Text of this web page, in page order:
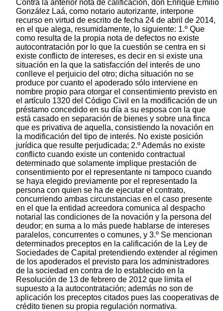
Contra la anterior nota de calificación, don Enrique Emilio
González Laá, como notario autorizante, interpone
recurso en virtud de escrito de fecha 24 de abril de 2014,
en el que alega, resumidamente, lo siguiente: 1.º Que
como resulta de la propia nota de defectos no existe
autocontratación por lo que la cuestión se centra en si
existe conflicto de intereses, es decir en si existe una
situación en la que la satisfacción del interés de uno
conlleve el perjuicio del otro; dicha situación no se
produce por cuanto el apoderado sólo interviene en
nombre propio para otorgar el consentimiento previsto en
el artículo 1320 del Código Civil en la modificación de un
préstamo concedido en su día a su esposa con la que
está casado en separación de bienes y sobre una finca
que es privativa de aquella, consistiendo la novación en
la modificación del tipo de interés. No existe posición
jurídica que resulte perjudicada; 2.º Además no existe
conflicto cuando existe un contenido contractual
determinado que solamente implique prestación de
consentimiento por el representante ni tampoco cuando
se haya elegido previamente por el representado la
persona con quien se ha de ejecutar el contrato,
concurriendo ambas circunstancias en el caso presente
en el que la entidad acreedora comunica al despacho
notarial las condiciones de la novación y la persona del
deudor; en suma a lo más puede hablarse de intereses
paralelos, concurrentes o comunes, y 3.º Se mencionan
determinados preceptos en la calificación de la Ley de
Sociedades de Capital pretendiendo extender al régimen
de los apoderados el previsto para los administradores
de la sociedad en contra de lo establecido en la
Resolución de 13 de febrero de 2012 que limita el
supuesto a la autocontratación; además no son de
aplicación los preceptos citados pues las cooperativas de
crédito tienen su propia regulación normativa.